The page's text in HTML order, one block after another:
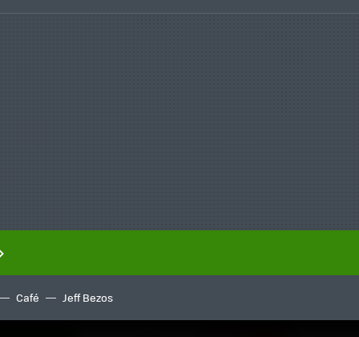
Café Jeff Bezos